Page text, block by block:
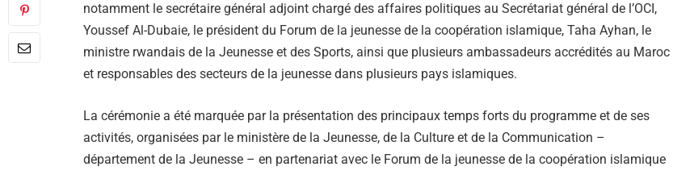
notamment le secrétaire général adjoint chargé des affaires politiques au Secrétariat général de l’OCI,
Youssef Al-Dubaie, le président du Forum de la jeunesse de la coopération islamique, Taha Ayhan, le
ministre rwandais de la Jeunesse et des Sports, ainsi que plusieurs ambassadeurs accrédités au Maroc
et responsables des secteurs de la jeunesse dans plusieurs pays islamiques.
La cérémonie a été marquée par la présentation des principaux temps forts du programme et de ses
activités, organisées par le ministère de la Jeunesse, de la Culture et de la Communication –
département de la Jeunesse – en partenariat avec le Forum de la jeunesse de la coopération islamique